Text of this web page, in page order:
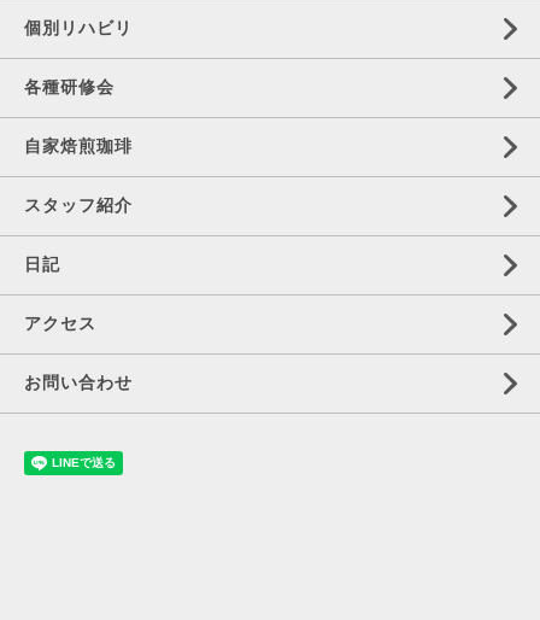
個別リハビリ
各種研修会
自家焙煎珈琲
スタッフ紹介
日記
アクセス
お問い合わせ